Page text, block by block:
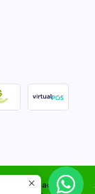
Desarrollado por